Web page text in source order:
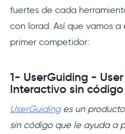
fuertes de cada
con Iorad. Así que vamos
primer competidor:
1- UserGuiding -
Interactivo sin código
UserGuidinges un
sin código que le ayuda a